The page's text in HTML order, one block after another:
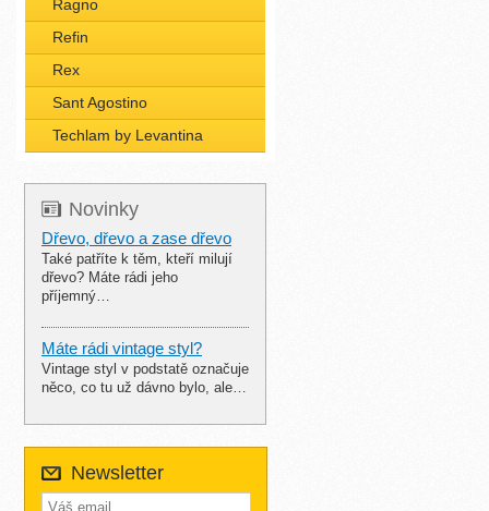
Ragno
Refin
Rex
Sant Agostino
Techlam by Levantina
Novinky
Dřevo, dřevo a zase dřevo
Také patříte k těm, kteří milují
dřevo? Máte rádi jeho
příjemný…
Máte rádi vintage styl?
Vintage styl v podstatě označuje
něco, co tu už dávno bylo, ale…
Newsletter